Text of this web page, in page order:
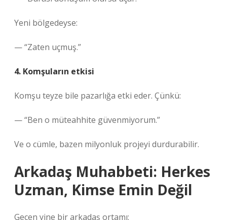
Yeni bölgedeyse:
— “Zaten uçmuş.”
4. Komşuların etkisi
Komşu teyze bile pazarlığa etki eder. Çünkü:
— “Ben o müteahhite güvenmiyorum.”
Ve o cümle, bazen milyonluk projeyi durdurabilir.
Arkadaş Muhabbeti: Herkes
Uzman, Kimse Emin Değil
Geçen yine bir arkadaş ortamı: